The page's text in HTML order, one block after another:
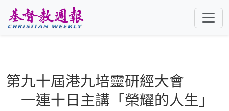
第九十屆港九培靈研經大會
一連十日主講「榮耀的人生」